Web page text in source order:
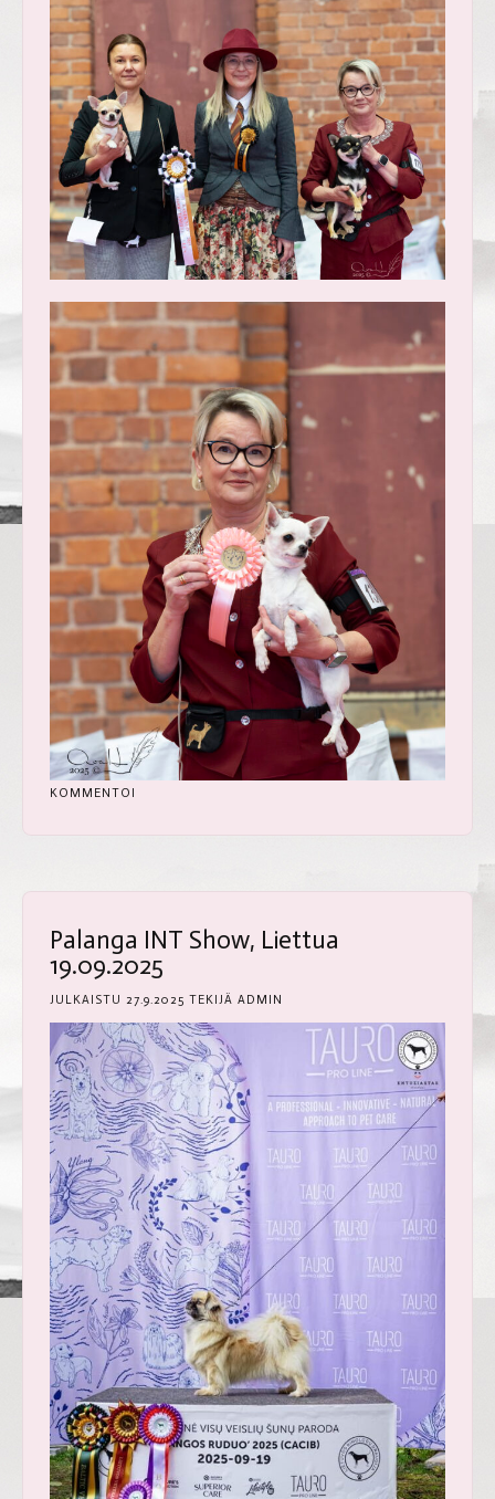
KOMMENTOI
Palanga INT Show, Liettua
19.09.2025
JULKAISTU 27.9.2025 TEKIJÄ ADMIN